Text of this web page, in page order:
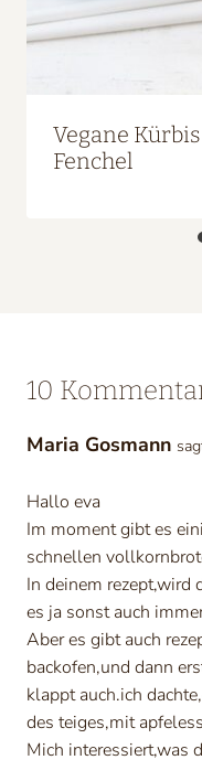
Vegane
Fenchel
10
Maria Gosmann
Hallo eva
Im moment gibt es
schnellen
In deinem rezept,wird
es ja sonst auch
Aber es gibt auch
backofen,und dann
klappt auch.ich
des teiges,mit
Mich interessiert,was